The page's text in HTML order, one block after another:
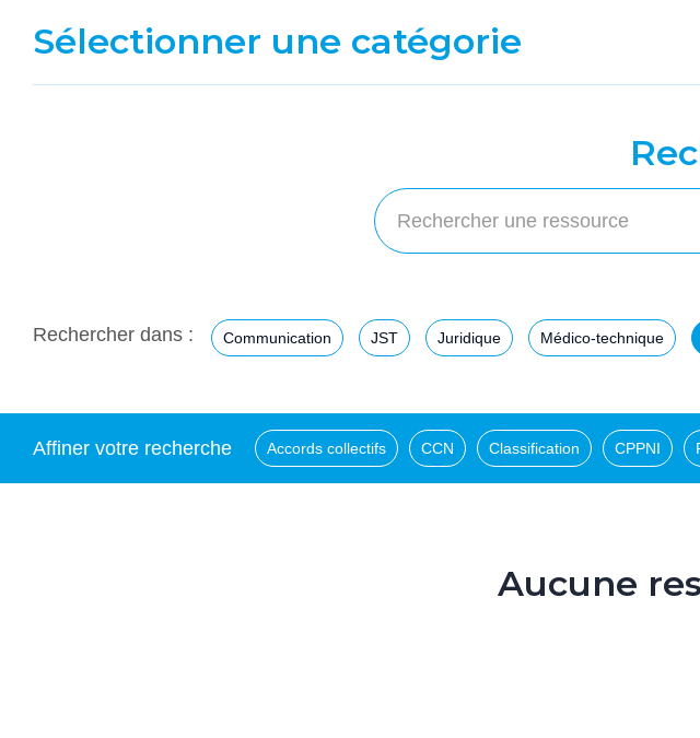
Sélectionner une catégorie
Rechercher dans : Communication JST Juridique Médico-technique
Affiner votre recherche Accords collectifs CCN Classification CPPNI
Aucune